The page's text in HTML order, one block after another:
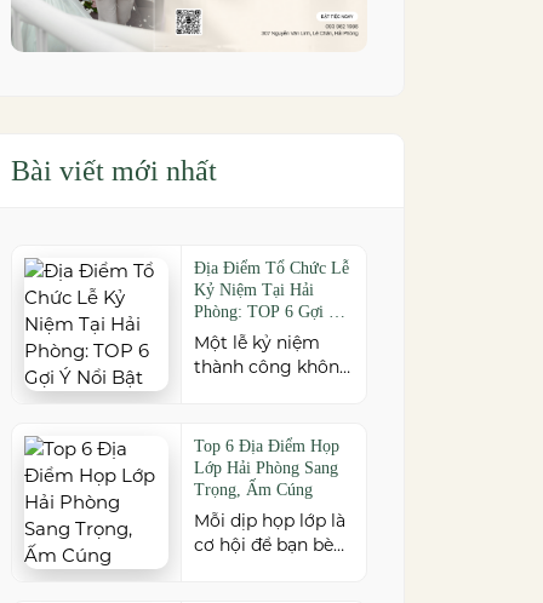
Bài viết mới nhất
Địa Điểm Tổ Chức Lễ
Kỷ Niệm Tại Hải
Phòng: TOP 6 Gợi Ý
Nổi Bật
Một lễ kỷ niệm
thành công không
còn phụ thuộc vào
địa điểm tổ chức.
Nếu bạn đang tìm
kiếm địa điểm tổ
chức lễ kỷ niệm
tại Hải Phòng có
Top 6 Địa Điểm Họp
Lớp Hải Phòng Sang
Trọng, Ấm Cúng
Mỗi dịp họp lớp là
cơ hội để bạn bè